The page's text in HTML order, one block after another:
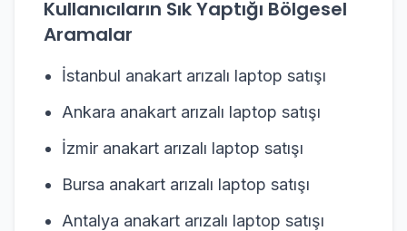
Kullanıcıların Sık Yaptığı Bölgesel
Aramalar
İstanbul anakart arızalı laptop satışı
Ankara anakart arızalı laptop satışı
İzmir anakart arızalı laptop satışı
Bursa anakart arızalı laptop satışı
Antalya anakart arızalı laptop satışı